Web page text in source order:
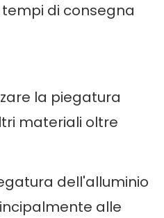
di consegna
la piegatura
materiali oltre
dell'alluminio
alle